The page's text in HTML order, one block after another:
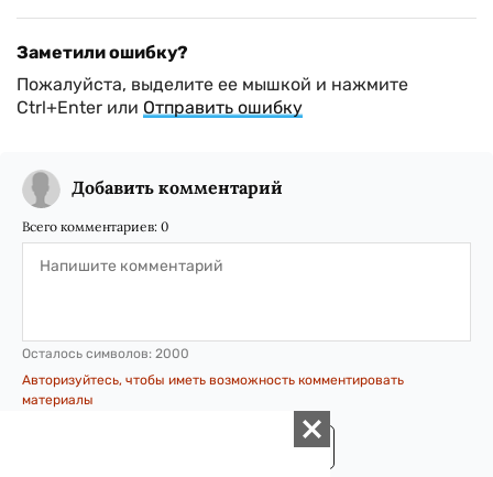
Заметили ошибку?
Пожалуйста, выделите ее мышкой и нажмите
Ctrl+Enter или Отправить ошибку
Добавить комментарий
Всего комментариев: 0
Осталось символов: 2000
Авторизуйтесь, чтобы иметь возможность комментировать
материалы